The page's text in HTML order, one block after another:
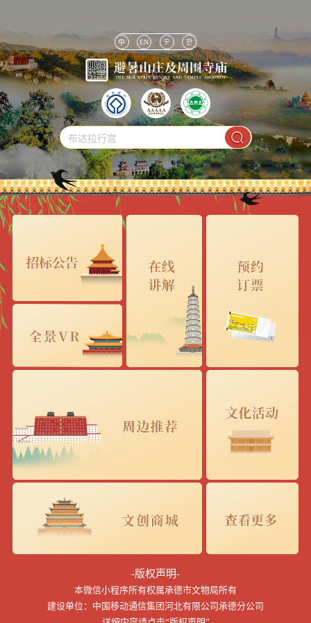
中 EN テ 한
布达拉行宫
-版权声明-
本微信小程序所有权属承德市文物局所有
建设单位：中国移动通信集团河北有限公司承德分公司